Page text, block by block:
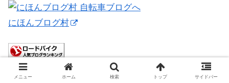
にほんブログ村
ロードバイクランキング
メニュー ホーム 検索 トップ サイドバー